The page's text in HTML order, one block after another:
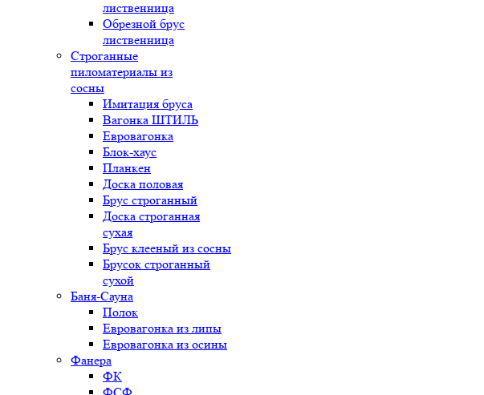
лиственница
Обрезной брус
лиственница
Строганные
пиломатериалы из
сосны
Имитация бруса
Вагонка ШТИЛЬ
Евровагонка
Блок-хаус
Планкен
Доска половая
Брус строганный
Доска строганная
сухая
Брус клееный из сосны
Брусок строганный
сухой
Баня-Сауна
Полок
Евровагонка из липы
Евровагонка из осины
Фанера
ФК